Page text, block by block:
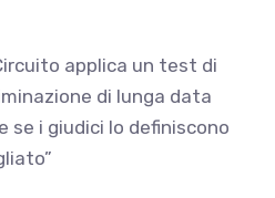
applica un test di
di lunga data
se i giudici lo definiscono